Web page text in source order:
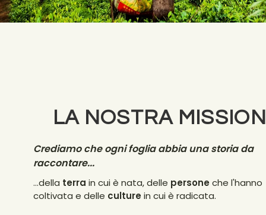
LA NOSTRA
Crediamo che ogni foglia abbia una storia da
raccontare...
...della terra in cui è nata, delle persone che l'hanno
coltivata e delle culture in cui è radicata.